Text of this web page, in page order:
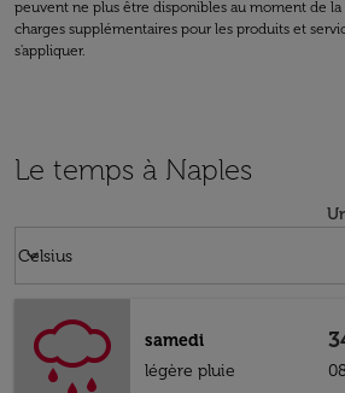
peuvent ne plus être disponibles au moment de la
charges supplémentaires pour les produits et
s'appliquer.
Le temps à Naples
Celsius
keyboard_arrow_down
samedi
légère pluie